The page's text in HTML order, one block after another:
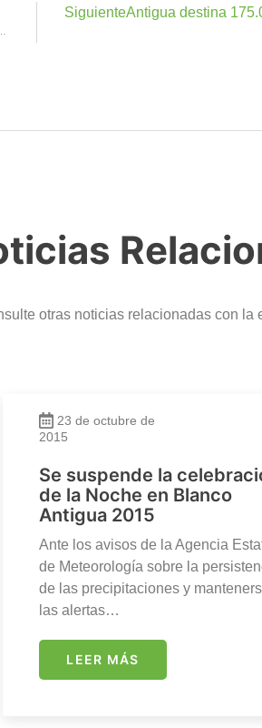
SiguienteAntigua destina
otras noticias relacionadas con la
23 de octubre de
2015
Se suspende la
de la Noche en Blanco
Antigua 2015
Ante los avisos de la Agencia
de Meteorología sobre la
de las precipitaciones y
las alertas…
LEER MÁS